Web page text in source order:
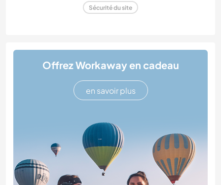
Sécurité du site
Offrez Workaway en cadeau
en savoir plus